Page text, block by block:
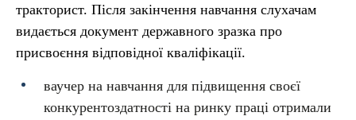
тракторист. Після закінчення навчання слухачам
видається документ державного зразка про
присвоєння відповідної кваліфікації.
ваучер на навчання для підвищення своєї
конкурентоздатності на ринку праці отримали